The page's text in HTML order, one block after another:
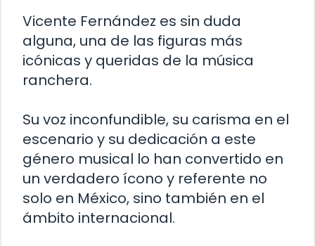
Vicente Fernández es sin duda
alguna, una de las figuras más
icónicas y queridas de la música
ranchera.
Su voz inconfundible, su carisma en el
escenario y su dedicación a este
género musical lo han convertido en
un verdadero ícono y referente no
solo en México, sino también en el
ámbito internacional.